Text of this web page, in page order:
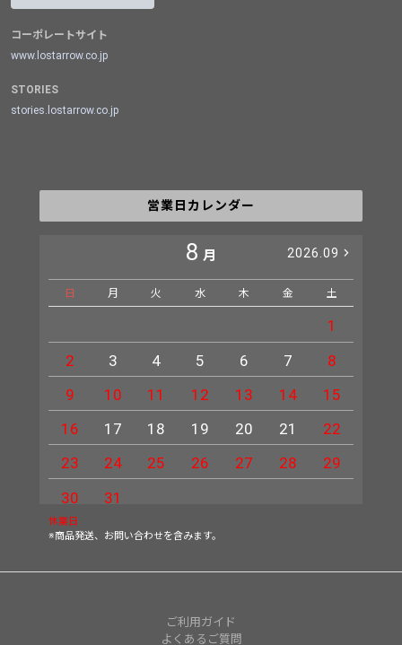
コーポレートサイト
www.lostarrow.co.jp
STORIES
stories.lostarrow.co.jp
営業日カレンダー
8 月 2026.09
日 月 火 水 木 金 土
1
2
3 4 5 6 7
8
9
10 11 12 13 14
15
16
17 18 19 20 21
22
23
24 25 26 27 28
29
30
31
休業日
※商品発送、お問い合わせを含みます。
ご利用ガイド
よくあるご質問